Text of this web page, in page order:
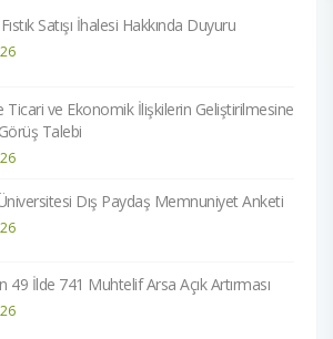
Satışı İhalesi Hakkında Duyuru
Ticari ve Ekonomik İlişkilerin Geliştirilmesine
Talebi
Dış Paydaş Memnuniyet Anketi
49 İlde 741 Muhtelif Arsa Açık Artırması